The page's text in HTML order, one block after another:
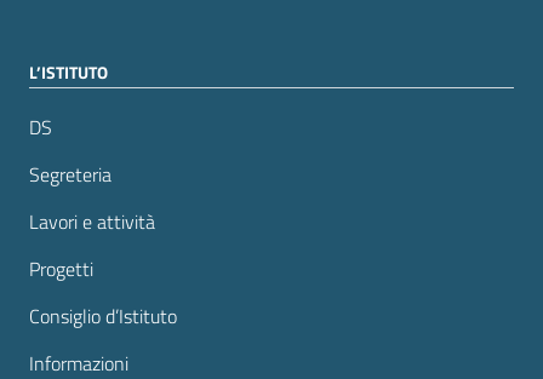
L’ISTITUTO
DS
Segreteria
Lavori e attività
Progetti
Consiglio d’Istituto
Informazioni